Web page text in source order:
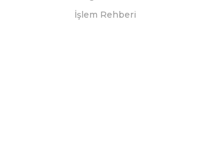
İşlem Rehberi